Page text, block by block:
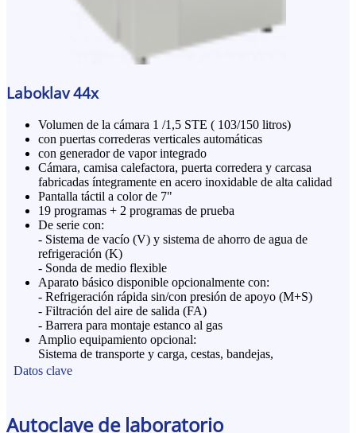
Laboklav 44x
Volumen de la cámara 1 /1,5 STE ( 103/150 litros)
con puertas correderas verticales automáticas
con generador de vapor integrado
Cámara, camisa calefactora, puerta corredera y carcasa
fabricadas íntegramente en acero inoxidable de alta calidad
Pantalla táctil a color de 7"
19 programas + 2 programas de prueba
De serie con:
- Sistema de vacío (V) y sistema de ahorro de agua de
refrigeración (K)
- Sonda de medio flexible
Aparato básico disponible opcionalmente con:
- Refrigeración rápida sin/con presión de apoyo (M+S)
- Filtración del aire de salida (FA)
- Barrera para montaje estanco al gas
Amplio equipamiento opcional:
Sistema de transporte y carga, cestas, bandejas,
Compresor, impresora o software
Datos clave
Autoclave de laboratorio